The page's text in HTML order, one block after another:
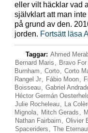
eller vilt häcklar vad
självklart att man
på grund av den.
jorden. Fortsätt läsa
Taggar: Ahmed
Bernard Maris , Bravo
Burnham , Corto, Corto
Rangel Jr, Fábio Moon,
Boisseau, Gabriel
Héctor Germán
Julie Rocheleau, La
Mignola, Mitch Gerads ,
Nathan Fairbairn, Olivier
Spaceriders , The